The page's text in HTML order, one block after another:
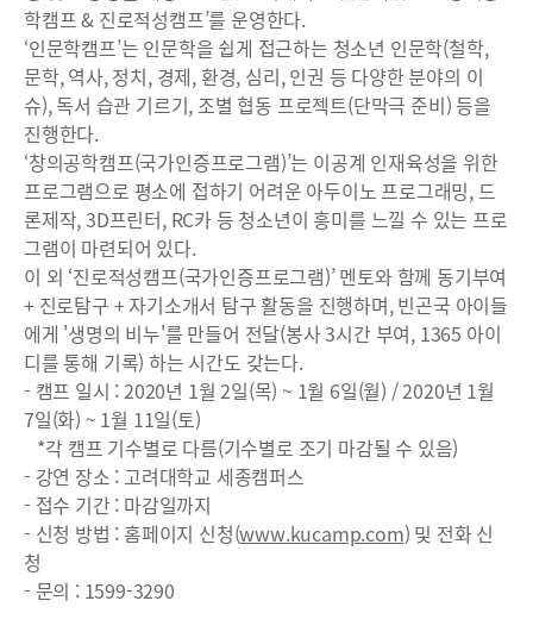
학캠프 & 진로적성캠프’를 운영한다.
‘인문학캠프’는 인문학을 쉽게 접근하는 청소년 인문학(철학,
문학, 역사, 정치, 경제, 환경, 심리, 인권 등 다양한 분야의 이
슈), 독서 습관 기르기, 조별 협동 프로젝트(단막극 준비) 등을
진행한다.
‘창의공학캠프(국가인증프로그램)’는 이공계 인재육성을 위한
프로그램으로 평소에 접하기 어려운 아두이노 프로그래밍, 드
론제작, 3D프린터, RC카 등 청소년이 흥미를 느낄 수 있는 프로
그램이 마련되어 있다.
이 외 ‘진로적성캠프(국가인증프로그램)’ 멘토와 함께 동기부여
+ 진로탐구 + 자기소개서 탐구 활동을 진행하며, 빈곤국 아이들
에게 '생명의 비누'를 만들어 전달(봉사 3시간 부여, 1365 아이
디를 통해 기록) 하는 시간도 갖는다.
- 캠프 일시 : 2020년 1월 2일(목) ~ 1월 6일(월) / 2020년 1월
7일(화) ~ 1월 11일(토)
*각 캠프 기수별로 다름(기수별로 조기 마감될 수 있음)
- 강연 장소 : 고려대학교 세종캠퍼스
- 접수 기간 : 마감일까지
- 신청 방법 : 홈페이지 신청(www.kucamp.com) 및 전화 신
청
- 문의 : 1599-3290